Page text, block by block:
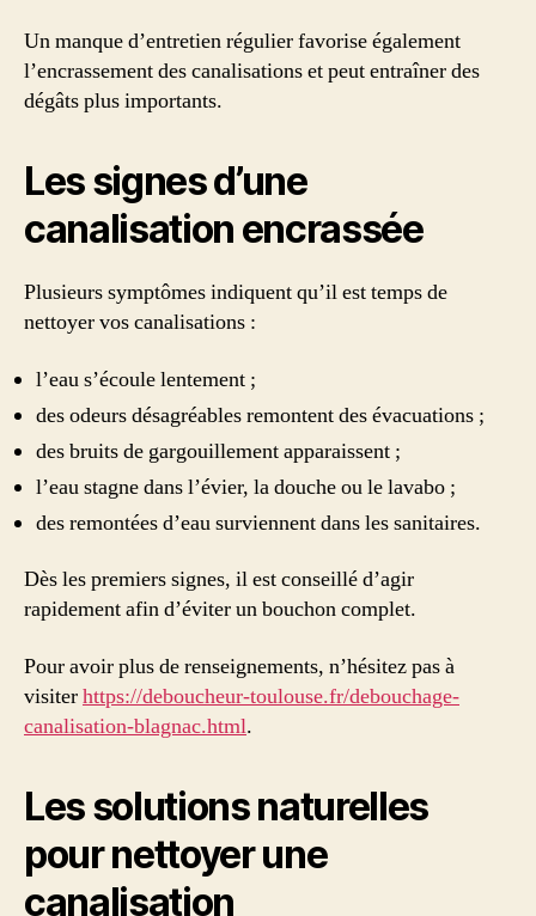
Un manque d’entretien régulier favorise également
l’encrassement des canalisations et peut entraîner des
dégâts plus importants.
Les signes d’une
canalisation encrassée
Plusieurs symptômes indiquent qu’il est temps de
nettoyer vos canalisations :
l’eau s’écoule lentement ;
des odeurs désagréables remontent des évacuations ;
des bruits de gargouillement apparaissent ;
l’eau stagne dans l’évier, la douche ou le lavabo ;
des remontées d’eau surviennent dans les sanitaires.
Dès les premiers signes, il est conseillé d’agir
rapidement afin d’éviter un bouchon complet.
Pour avoir plus de renseignements, n’hésitez pas à
visiterhttps://deboucheur-toulouse.fr/debouchage-
canalisation-blagnac.html.
Les solutions naturelles
pour nettoyer une
canalisation